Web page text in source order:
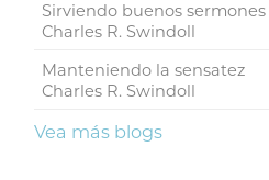
Sirviendo buenos sermones
Charles R. Swindoll
Manteniendo la sensatez
Charles R. Swindoll
Vea más blogs